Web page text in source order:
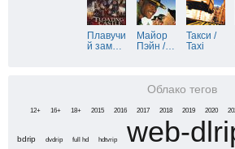
Плавучи
й зам…
Майор
Пэйн /…
Такси /
Taxi
Облако тегов
12+ 16+ 18+ 2015 2016 2017 2018 2019 2020
bdrip dvdrip full hd hdtvrip web-